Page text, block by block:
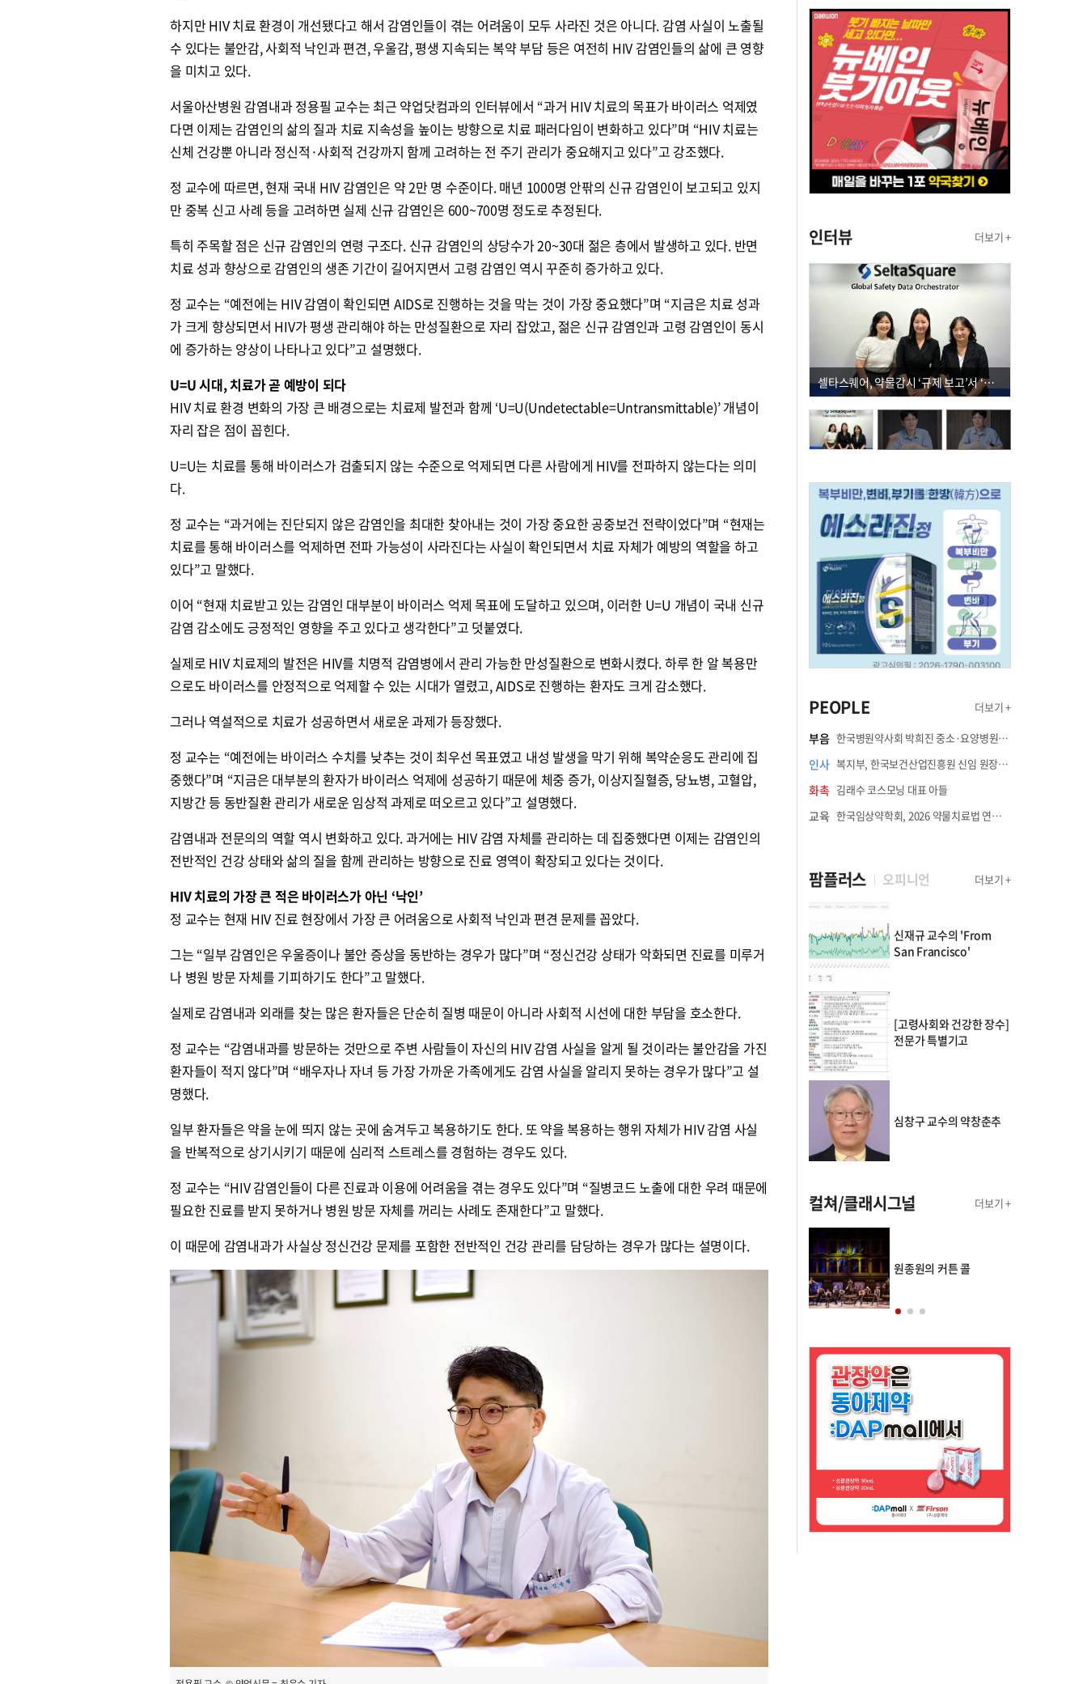
하지만 HIV 치료 환경이 개선됐다고 해서 감염인들이 겪는 어려움이 모두 사라진 것은 아니다. 감염 사실이 노출될
수 있다는 불안감, 사회적 낙인과 편견, 우울감, 평생 지속되는 복약 부담 등은 여전히 HIV 감염인들의 삶에 큰 영향
을 미치고 있다.
서울아산병원 감염내과 정용필 교수는 최근 약업닷컴과의 인터뷰에서 “과거 HIV 치료의 목표가 바이러스 억제였
다면 이제는 감염인의 삶의 질과 치료 지속성을 높이는 방향으로 치료 패러다임이 변화하고 있다”며 “HIV 치료는
신체 건강뿐 아니라 정신적·사회적 건강까지 함께 고려하는 전 주기 관리가 중요해지고 있다”고 강조했다.
정 교수에 따르면, 현재 국내 HIV 감염인은 약 2만 명 수준이다. 매년 1000명 안팎의 신규 감염인이 보고되고 있지
만 중복 신고 사례 등을 고려하면 실제 신규 감염인은 600~700명 정도로 추정된다.
특히 주목할 점은 신규 감염인의 연령 구조다. 신규 감염인의 상당수가 20~30대 젊은 층에서 발생하고 있다. 반면
치료 성과 향상으로 감염인의 생존 기간이 길어지면서 고령 감염인 역시 꾸준히 증가하고 있다.
정 교수는 “예전에는 HIV 감염이 확인되면 AIDS로 진행하는 것을 막는 것이 가장 중요했다”며 “지금은 치료 성과
가 크게 향상되면서 HIV가 평생 관리해야 하는 만성질환으로 자리 잡았고, 젊은 신규 감염인과 고령 감염인이 동시
에 증가하는 양상이 나타나고 있다”고 설명했다.
U=U 시대, 치료가 곧 예방이 되다
HIV 치료 환경 변화의 가장 큰 배경으로는 치료제 발전과 함께 ‘U=U(Undetectable=Untransmittable)’ 개념이
자리 잡은 점이 꼽힌다.
U=U는 치료를 통해 바이러스가 검출되지 않는 수준으로 억제되면 다른 사람에게 HIV를 전파하지 않는다는 의미
다.
정 교수는 “과거에는 진단되지 않은 감염인을 최대한 찾아내는 것이 가장 중요한 공중보건 전략이었다”며 “현재는
치료를 통해 바이러스를 억제하면 전파 가능성이 사라진다는 사실이 확인되면서 치료 자체가 예방의 역할을 하고
있다”고 말했다.
이어 “현재 치료받고 있는 감염인 대부분이 바이러스 억제 목표에 도달하고 있으며, 이러한 U=U 개념이 국내 신규
감염 감소에도 긍정적인 영향을 주고 있다고 생각한다”고 덧붙였다.
실제로 HIV 치료제의 발전은 HIV를 치명적 감염병에서 관리 가능한 만성질환으로 변화시켰다. 하루 한 알 복용만
으로도 바이러스를 안정적으로 억제할 수 있는 시대가 열렸고, AIDS로 진행하는 환자도 크게 감소했다.
그러나 역설적으로 치료가 성공하면서 새로운 과제가 등장했다.
정 교수는 “예전에는 바이러스 수치를 낮추는 것이 최우선 목표였고 내성 발생을 막기 위해 복약순응도 관리에 집
중했다”며 “지금은 대부분의 환자가 바이러스 억제에 성공하기 때문에 체중 증가, 이상지질혈증, 당뇨병, 고혈압,
지방간 등 동반질환 관리가 새로운 임상적 과제로 떠오르고 있다”고 설명했다.
감염내과 전문의의 역할 역시 변화하고 있다. 과거에는 HIV 감염 자체를 관리하는 데 집중했다면 이제는 감염인의
전반적인 건강 상태와 삶의 질을 함께 관리하는 방향으로 진료 영역이 확장되고 있다는 것이다.
HIV 치료의 가장 큰 적은 바이러스가 아닌 ‘낙인’
정 교수는 현재 HIV 진료 현장에서 가장 큰 어려움으로 사회적 낙인과 편견 문제를 꼽았다.
그는 “일부 감염인은 우울증이나 불안 증상을 동반하는 경우가 많다”며 “정신건강 상태가 악화되면 진료를 미루거
나 병원 방문 자체를 기피하기도 한다”고 말했다.
실제로 감염내과 외래를 찾는 많은 환자들은 단순히 질병 때문이 아니라 사회적 시선에 대한 부담을 호소한다.
정 교수는 “감염내과를 방문하는 것만으로 주변 사람들이 자신의 HIV 감염 사실을 알게 될 것이라는 불안감을 가진
환자들이 적지 않다”며 “배우자나 자녀 등 가장 가까운 가족에게도 감염 사실을 알리지 못하는 경우가 많다”고 설
명했다.
일부 환자들은 약을 눈에 띄지 않는 곳에 숨겨두고 복용하기도 한다. 또 약을 복용하는 행위 자체가 HIV 감염 사실
을 반복적으로 상기시키기 때문에 심리적 스트레스를 경험하는 경우도 있다.
정 교수는 “HIV 감염인들이 다른 진료과 이용에 어려움을 겪는 경우도 있다”며 “질병코드 노출에 대한 우려 때문에
필요한 진료를 받지 못하거나 병원 방문 자체를 꺼리는 사례도 존재한다”고 말했다.
이 때문에 감염내과가 사실상 정신건강 문제를 포함한 전반적인 건강 관리를 담당하는 경우가 많다는 설명이다.
인터뷰 더보기 +
셀타스퀘어, 약물감시 ‘규제 보고’서 ‘데이터 의사결정’으로 "PVX 전환 요구 커진다"
PEOPLE 더보기 +
부음 한국병원약사회 박희진 중소·요양병원이사(충청북도 청주의료원 약제팀장) 부친상
인사 복지부, 한국보건산업진흥원 신임 원장에 고상백 교수 임명
화촉 김래수 코스모닝 대표 아들
교육 한국임상약학회, 2026 약물치료법 연수강좌 8월 21일 개최
팜플러스 오피니언 더보기 +
신재규 교수의 'From
San Francisco'
[고령사회와 건강한 장수]
전문가 특별기고
심창구 교수의 약창춘추
컬쳐/클래시그널 더보기 +
원종원의 커튼 콜 안현정의 컬쳐포커스 박병준의 클래스토리 원종원의 커튼 콜